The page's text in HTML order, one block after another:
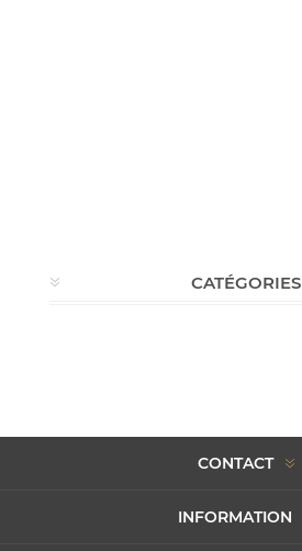
CATÉGORIES
CONTACT
INFORMATION